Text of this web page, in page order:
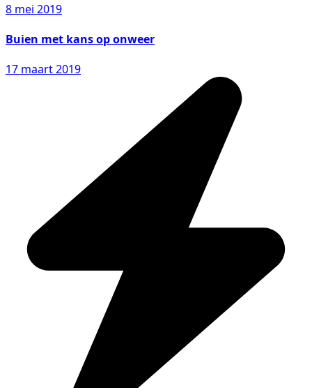
8 mei 2019
Buien met kans op onweer
17 maart 2019